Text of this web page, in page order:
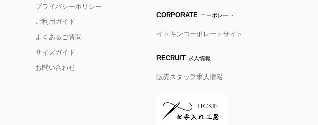
プライバシーポリシー
ご利用ガイド
よくあるご質問
サイズガイド
お問い合わせ
CORPORATE コーポレート
イトキンコーポレートサイト
RECRUIT 求人情報
販売スタッフ求人情報